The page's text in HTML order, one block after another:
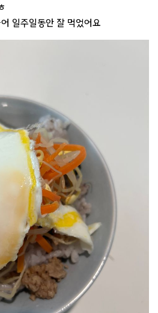
일주일동안 잘 먹었어요